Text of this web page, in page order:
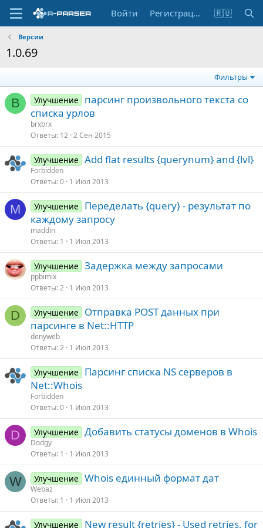
Войти Регистрация 🇷🇺
Версии
1.0.69
Фильтры
B Улучшение
парсинг произвольного текста со
списка урлов
brxbrx
Ответы 12 2 Сен 2015
Улучшение Add flat results {querynum} and {lvl}
Forbidden
Ответы 0 1 Июл 2013
M Улучшение
Переделать {query} - результат по
каждому запросу
maddin
Ответы 1 1 Июл 2013
Улучшение Задержка между запросами
ppbimix
Ответы 2 1 Июл 2013
D Улучшение
Отправка POST данных при
парсинге в Net::HTTP
denyweb
Ответы 2 1 Июл 2013
Улучшение
Парсинг списка NS серверов в
Net::Whois
Forbidden
Ответы 0 1 Июл 2013
D Улучшение Добавить статусы доменов в Whois
Dodgy
Ответы 1 1 Июл 2013
W Улучшение Whois единный формат дат
Webaz
Ответы 1 1 Июл 2013
Улучшение
New result {retries} - Used retries, for